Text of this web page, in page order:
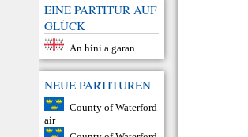
EINE PARTITUR AUF
GLÜCK
An hini a garan
NEUE PARTITUREN
County of Waterford
air